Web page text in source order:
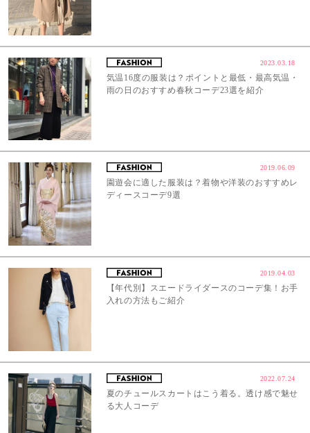
2023.03.18
気温16度の服装は？ポイントと最低・最高気温・
雨の日のおすすめ春秋コーデ23選を紹介
2019.06.09
園遊会に適した服装は？着物や洋装のおすすめレ
ディースコーデ9選
2019.04.03
【年代別】スエードライダースのコーデ集！お手
入れの方法もご紹介
2022.07.24
夏のチュールスカートはこう着る。透け感で魅せ
る大人コーデ